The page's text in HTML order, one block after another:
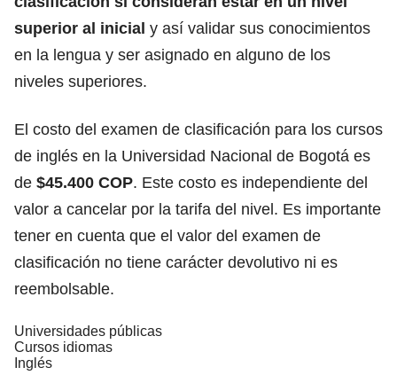
superior al inicial y así validar sus conocimientos
en la lengua y ser asignado en alguno de los
niveles superiores.
El costo del examen de clasificación para los cursos
de inglés en la Universidad Nacional de Bogotá es
de $45.400 COP. Este costo es independiente del
valor a cancelar por la tarifa del nivel. Es importante
tener en cuenta que el valor del examen de
clasificación no tiene carácter devolutivo ni es
reembolsable.
Universidades públicas
Cursos idiomas
Inglés